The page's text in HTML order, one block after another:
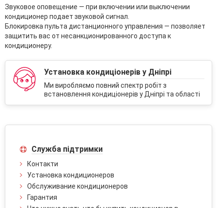
Звуковое оповещение — при включении или выключении
кондиционер подает звуковой сигнал.
Блокировка пульта дистанционного управления — позволяет
защитить вас от несанкционированного доступа к
кондиционеру.
Установка кондиціонерів у Дніпрі
Ми виробляємо повний спектр робіт з
встановлення кондиціонерів у Дніпрі та області
Служба підтримки
Контакти
Установка кондиционеров
Обслуживание кондиционеров
Гарантия